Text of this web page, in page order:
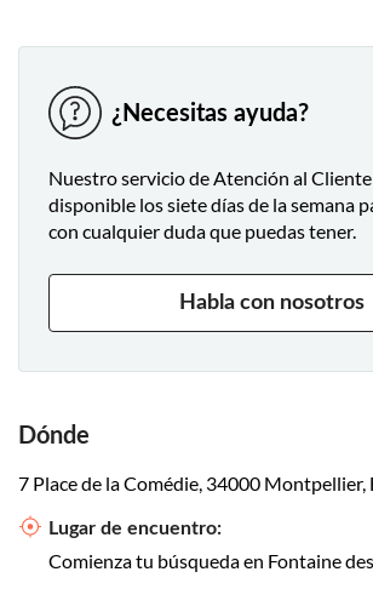
Paseo de Peyrou
Catedral de St-Pierre
Place de la Canourgue
Les Arceaux
¿Necesitas ayuda?
Nuestro servicio de Atención al
disponible los siete días de la semana
con cualquier duda que puedas tener.
Habla con nosotros
Dónde
7 Place de la Comédie, 34000 Montpellier,
Lugar de encuentro:
Comienza tu búsqueda en Fontaine